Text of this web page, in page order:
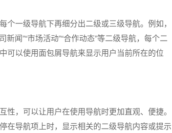
一级导航下再细分出二级或三级导航。例如，
闻”“市场活动”“合作动态”等二级导航，每个二
可以使用面包屑导航来显示用户当前所在的位
，可以让用户在使用导航时更加直观、便捷。
在导航项上时，显示相关的二级导航内容或提示